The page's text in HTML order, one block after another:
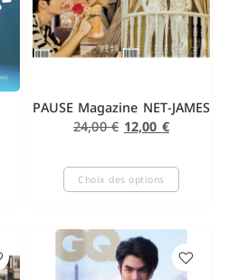
PAUSE Magazine NET-JAMES
24,00€ 12,00 €
Choix des options